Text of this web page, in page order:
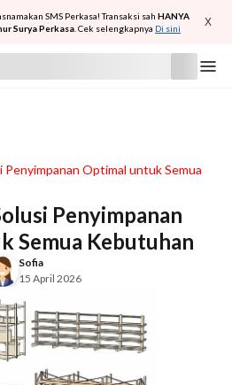
SMS Perkasa! Transaksi sah HANYA
Surya Perkasa . Cek selengkapnya Di sini X
Penyimpanan Optimal untuk Semua
Penyimpanan
Semua Kebutuhan
Sofia
15 April 2026